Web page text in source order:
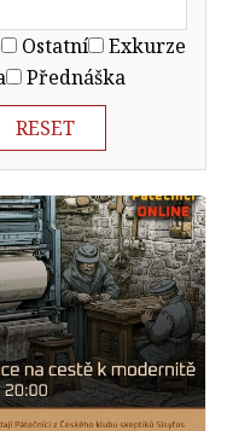
Ostatní Exkurze
Přednáška
RESET